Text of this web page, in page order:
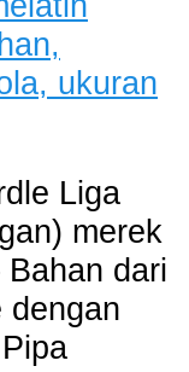
Liga
merek
dari
dengan